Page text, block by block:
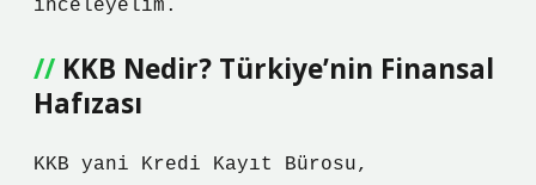
inceleyelim.
KKB Nedir? Türkiye’nin Finansal
Hafızası
KKB yani Kredi Kayıt Bürosu,